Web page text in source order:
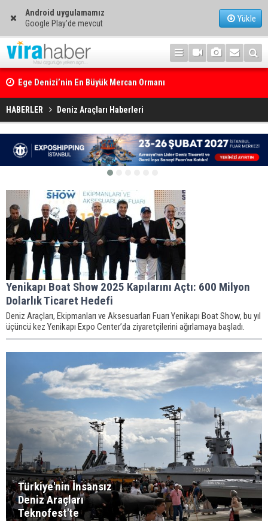
Android uygulamamız
Google Play'de mevcut
Yükle
Ege Denizi’nin En Büyük Mercan Ormanı
HABERLER Deniz Araçları Haberleri
Yenikapı Boat Show 2025 Kapılarını Açtı: 600 Milyon
Dolarlık Ticaret Hedefi
Deniz Araçları, Ekipmanları ve Aksesuarları Fuarı Yenikapı Boat Show, bu yıl
üçüncü kez Yenikapı Expo Center’da ziyaretçilerini ağırlamaya başladı.
Türkiye'nin İnsansız
Deniz Araçları
Teknofest'te